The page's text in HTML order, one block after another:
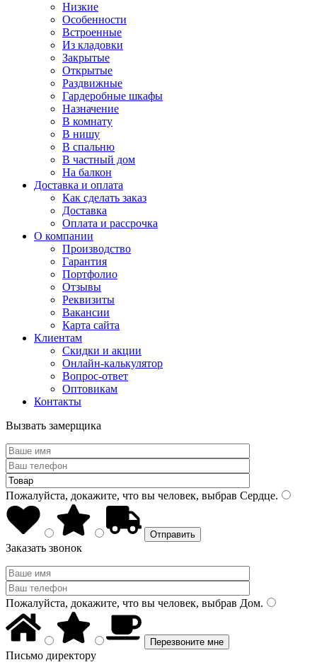
Низкие
Особенности
Встроенные
Из кладовки
Закрытые
Открытые
Раздвижные
Гардеробные шкафы
Назначение
В комнату
В нишу
В спальню
В частный дом
На балкон
Доставка и оплата
Как сделать заказ
Доставка
Оплата и рассрочка
О компании
Производство
Гарантия
Портфолио
Отзывы
Реквизиты
Вакансии
Карта сайта
Клиентам
Скидки и акции
Онлайн-калькулятор
Вопрос-ответ
Оптовикам
Контакты
Вызвать замерщика
Пожалуйста, докажите, что вы человек, выбрав Сердце.
Заказать звонок
Пожалуйста, докажите, что вы человек, выбрав Дом.
Письмо директору